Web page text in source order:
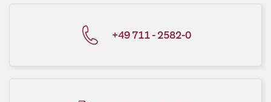
+49 711 - 2582-0